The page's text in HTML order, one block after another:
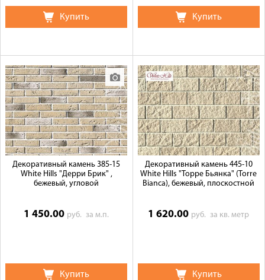
Купить Купить
Декоративный камень 385-15
White Hills "Дерри Брик" ,
бежевый, угловой
1 450.00 руб.за м.п.
Купить
Декоративный камень 445-10
White Hills "Торре Бьянка" (Torre
Bianca), бежевый, плоскостной
1 620.00 руб.за кв. метр
Купить